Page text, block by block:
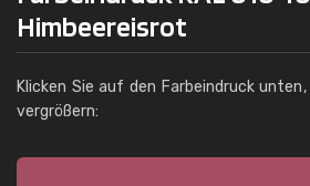
Himbeereisrot
Klicken Sie auf den Farbeindruck
vergrößern: